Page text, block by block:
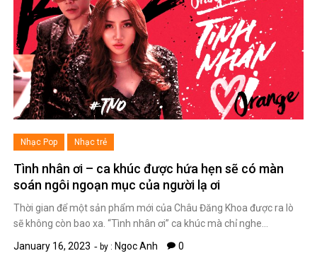
Nhạc Pop Nhạc trẻ
Tình nhân ơi – ca khúc được hứa hẹn sẽ có màn
soán ngôi ngoạn mục của người lạ ơi
Thời gian để một sản phẩm mới của Châu Đăng Khoa được ra lò
sẽ không còn bao xa. “Tình nhân ơi” ca khúc mà chỉ nghe…
January 16, 2023
by : Ngoc Anh 0